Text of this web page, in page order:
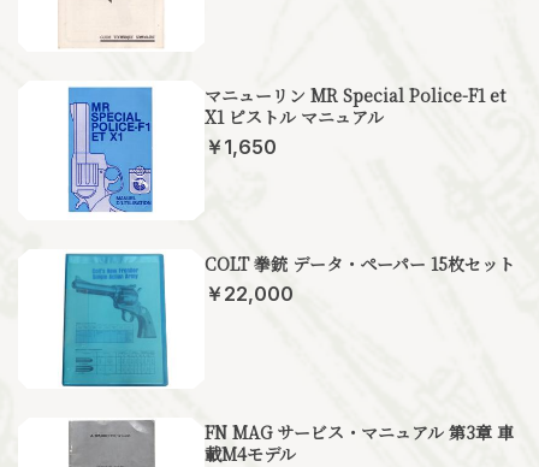
マニューリン MR Special Police-F1 et
X1 ピストル マニュアル
￥1,650
COLT 拳銃 データ・ペーパー 15枚セット
￥22,000
FN MAG サービス・マニュアル 第3章 車
載M4モデル